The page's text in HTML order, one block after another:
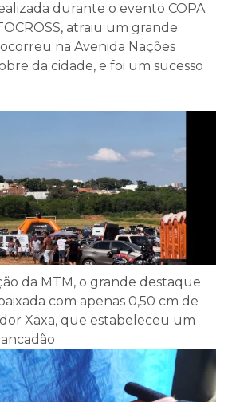
durante o evento COPA
atraiu um grande
na Avenida Nações
da cidade, e foi um sucesso
da MTM, o grande destaque
com apenas 0,50 cm de
Xaxa, que estabeleceu um